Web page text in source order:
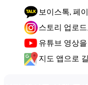
보이스톡, 페
스토리 업로
유튜브 영상
지도 앱으로